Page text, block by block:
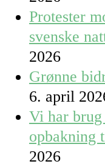
Protester
svenske
2026
Grønne
6. april
Vi har
opbakning
2026